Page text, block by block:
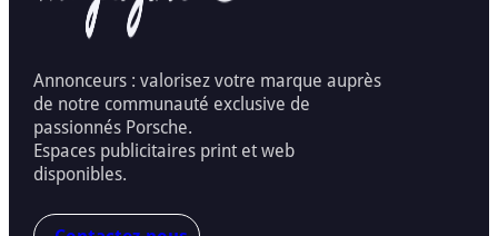
Annonceurs : valorisez votre marque auprès
de notre communauté exclusive de
passionnés Porsche.
Espaces publicitaires print et web
disponibles.